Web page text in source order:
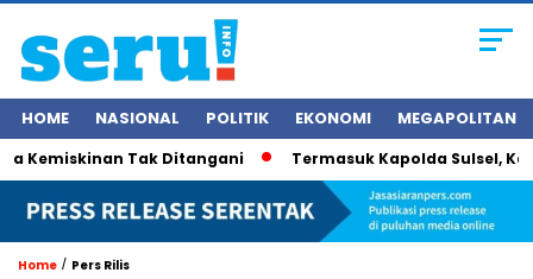
HOME NASIONAL POLITIK EKONOMI MEGAPOLITAN
Kemiskinan Tak Ditangani Termasuk Kapolda Sulsel,
Home / Pers Rilis